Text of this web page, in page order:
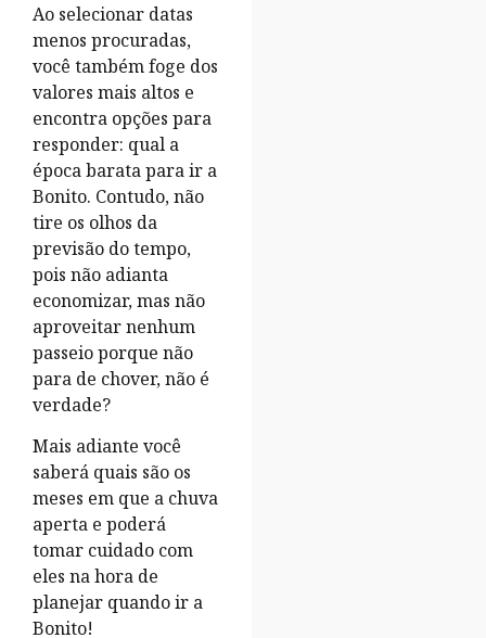
Ao selecionar datas
menos procuradas,
você também foge dos
valores mais altos e
encontra opções para
responder: qual a
época barata para ir a
Bonito. Contudo, não
tire os olhos da
previsão do tempo,
pois não adianta
economizar, mas não
aproveitar nenhum
passeio porque não
para de chover, não é
verdade?
Mais adiante você
saberá quais são os
meses em que a chuva
aperta e poderá
tomar cuidado com
eles na hora de
planejar quando ir a
Bonito!